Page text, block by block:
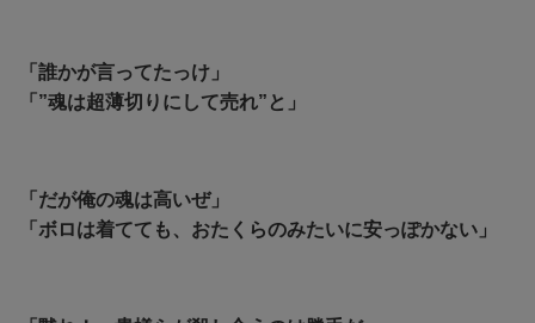
「誰かが言ってたっけ」
「”魂は超薄切りにして売れ”と」
「だが俺の魂は高いぜ」
「ボロは着てても、おたくらのみたいに安っぽかない」